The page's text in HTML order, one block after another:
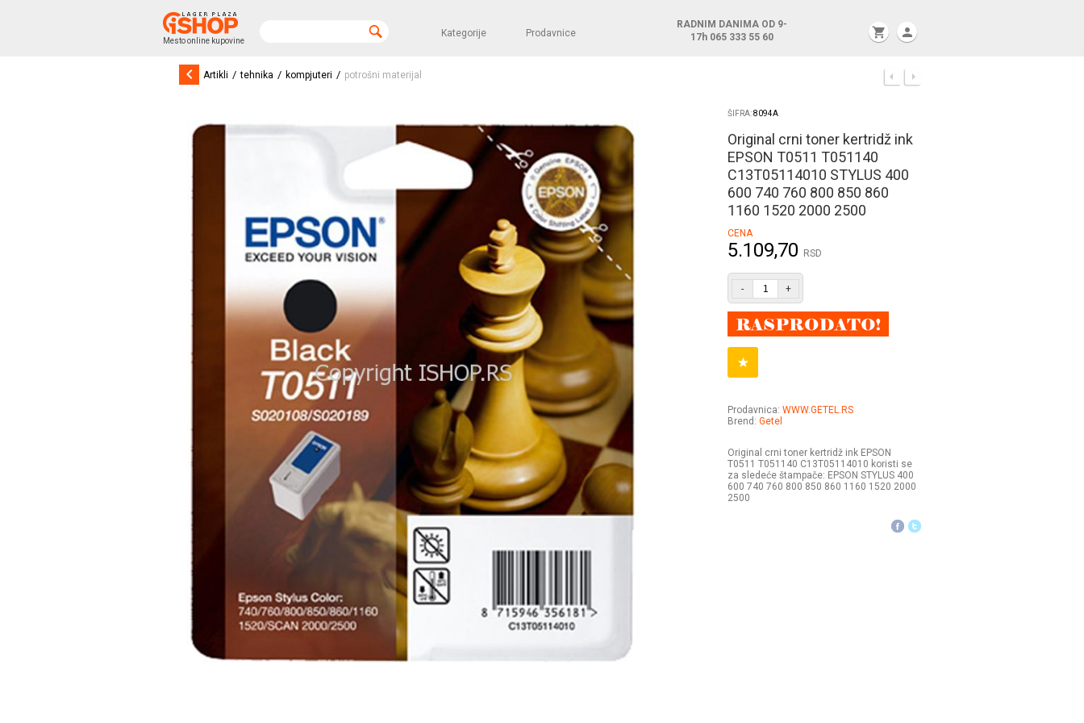
Mesto online kupovine
Kategorije Prodavnice
RADNIM DANIMA OD 9-
17h 065 333 55 60 shopping_cart person
keyboard_arrow_left Artikli / tehnika / kompjuteri / potrošni materijal
ŠIFRA:8094A
Original crni toner kertridž ink
EPSON T0511 T051140
C13T05114010 STYLUS 400
600 740 760 800 850 860
1160 1520 2000 2500
CENA
5.109,70 RSD
- +
Prodavnica: WWW.GETEL.RS
Brend: Getel
Original crni toner kertridž ink EPSON
T0511 T051140 C13T05114010 koristi se
za sledeće štampače: EPSON STYLUS 400
600 740 760 800 850 860 1160 1520 2000
2500